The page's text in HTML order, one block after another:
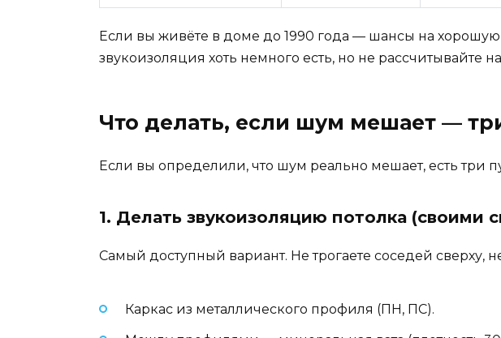
Если вы живёте в доме до 1990 года — шансы на
звукоизоляция хоть немного есть, но не рассчитывайте
Что делать, если шум мешает —
Если вы определили, что шум реально мешает, есть три
1. Делать звукоизоляцию потолка (своими
Самый доступный вариант. Не трогаете соседей сверху,
Каркас из металлического профиля (ПН, ПС).